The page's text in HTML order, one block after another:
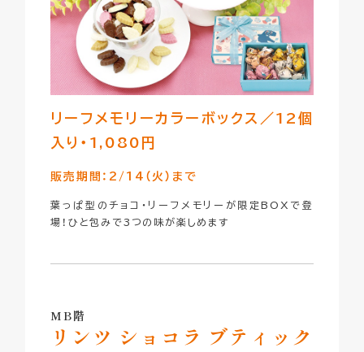
リーフメモリーカラーボックス／12個
入り・1,080円
販売期間：2/14（火）まで
葉っぱ型のチョコ・リーフメモリーが限定BOXで登
場！ひと包みで3つの味が楽しめます
MB階
リンツ ショコラ ブティック